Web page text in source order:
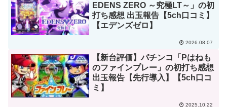
EDENS ZERO ～究極LT～」の初
打ち感想 出玉報告【5ch口コミ】
【エデンズゼロ】
2026.08.07
【新台評価】パチンコ「Pはねも
のファインプレー」の初打ち感想
出玉報告【先行導入】【5ch口コ
ミ】
2025.10.22